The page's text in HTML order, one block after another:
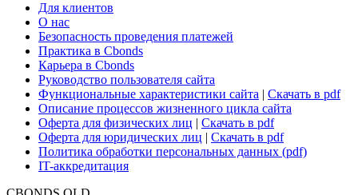
Для клиентов
О нас
Безопасность проведения платежей
Практика в Cbonds
Карьера в Cbonds
Руководство пользователя сайта
Функциональные характеристики сайта | Скачать в pdf
Описание процессов жизненного цикла сайта
Оферта для физических лиц | Скачать в pdf
Оферта для юридических лиц | Скачать в pdf
Политика обработки персональных данных (pdf)
IT-аккредитация